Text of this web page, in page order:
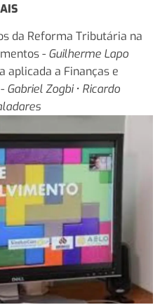
da Reforma Tributária na
- Guilherme Lapo
aplicada a Finanças e
Gabriel Zogbi • Ricardo